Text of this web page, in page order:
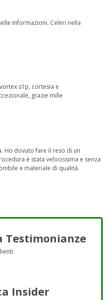
informazioni. Celeri nella
s1p, cortesia e
grazie mille
Ho dovuto fare il reso di un
è stata velocissima e senza
e materiale di qualità.
Testimonianze
Insider